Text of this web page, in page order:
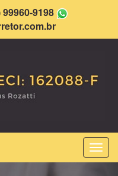
99960-9198